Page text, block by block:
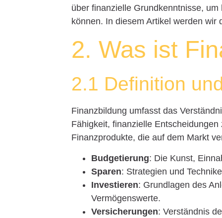
über finanzielle Grundkenntnisse,
können. In diesem Artikel werden
2. Was ist
2.1 Definition
Finanzbildung umfasst das
Fähigkeit, finanzielle
Finanzprodukte, die auf dem Markt
Budgetierung: Die Kunst,
Sparen: Strategien und
Investieren: Grundlagen des
Vermögenswerte.
Versicherungen: Verständnis